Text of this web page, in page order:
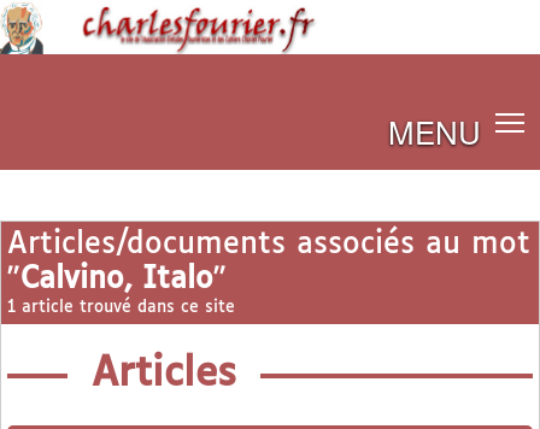
MENU
Articles/documents associés au mot
"Calvino, Italo"
1 article trouvé dans ce site
Articles